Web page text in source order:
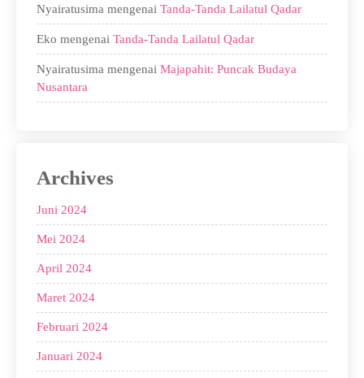
Nyairatusima mengenai Tanda-Tanda Lailatul Qadar
Eko mengenai Tanda-Tanda Lailatul Qadar
Nyairatusima mengenai Majapahit: Puncak Budaya
Nusantara
Archives
Juni 2024
Mei 2024
April 2024
Maret 2024
Februari 2024
Januari 2024